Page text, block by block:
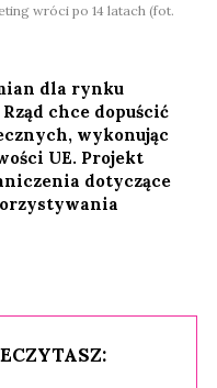
wróci po 14 latach (fot.
dla rynku
chce dopuścić
wykonując
UE. Projekt
dotyczące